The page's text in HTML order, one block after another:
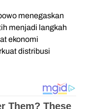
menegaskan
menjadi langkah
ekonomi
distribusi